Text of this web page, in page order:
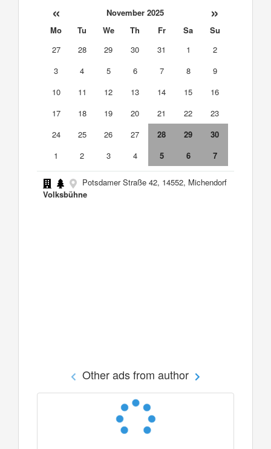
« November 2025 »
Mo Tu We Th Fr Sa
Su
27
28 29 30 31 1
2
3
4 5 6 7 8
9
10
11 12 13 14 15
16
17
18 19 20 21 22
23
24
25 26 27 28 29
30
1
2 3 4 5 6 7
Potsdamer Straße 42, 14552, Michendorf
Volksbühne
Other ads from author